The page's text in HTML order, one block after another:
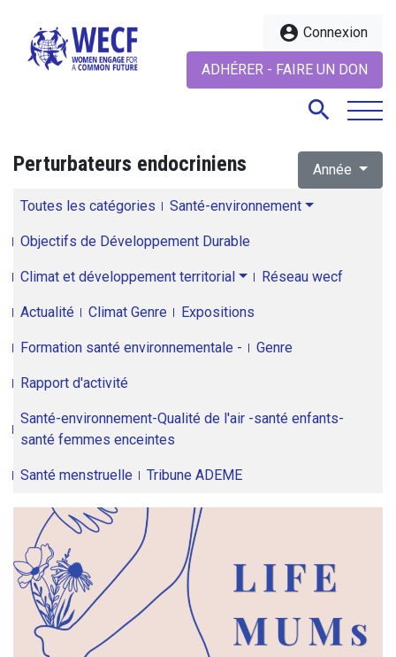
account_circle Connexion
ADHÉRER - FAIRE UN DON
search
Perturbateurs endocriniens Année
Toutes les catégories Santé-environnement
Objectifs de Développement Durable
Climat et développement territorial Réseau wecf
Actualité Climat Genre Expositions
Formation santé environnementale - Genre
Rapport d'activité
Santé-environnement-Qualité de l'air -santé enfants-
santé femmes enceintes
Santé menstruelle Tribune ADEME